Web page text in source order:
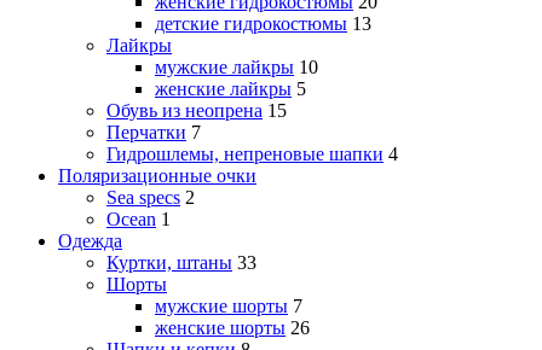
детские гидрокостюмы 13
Лайкры
мужские лайкры 10
женские лайкры 5
Обувь из неопрена 15
Перчатки 7
Гидрошлемы, непреновые шапки 4
Поляризационные очки
Sea specs 2
Ocean 1
Одежда
Куртки, штаны 33
Шорты
мужские шорты 7
женские шорты 26